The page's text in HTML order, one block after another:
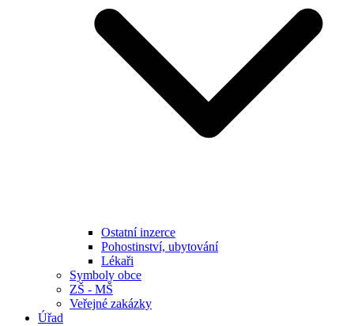
Ostatní inzerce
Pohostinství, ubytování
Lékaři
Symboly obce
ZŠ - MŠ
Veřejné zakázky
Úřad